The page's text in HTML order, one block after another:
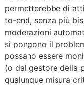
permetterebbe di
to-end, senza più
moderazioni
si pongono il
possano essere
(o dal gestore della
qualunque misura